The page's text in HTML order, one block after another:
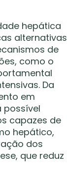
hepática
alternativas
de
como o
Da
em
possível
capazes de
hepático,
dos
que reduz